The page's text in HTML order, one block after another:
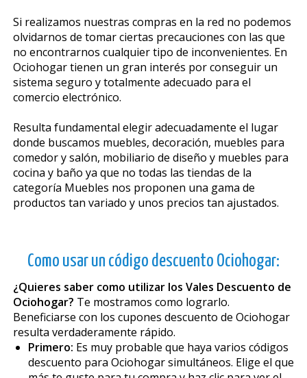
Si realizamos nuestras compras en la red no podemos
olvidarnos de tomar ciertas precauciones con las que
no encontrarnos cualquier tipo de inconvenientes. En
Ociohogar tienen un gran interés por conseguir un
sistema seguro y totalmente adecuado para el
comercio electrónico.
Resulta fundamental elegir adecuadamente el lugar
donde buscamos muebles, decoración, muebles para
comedor y salón, mobiliario de diseño y muebles para
cocina y baño ya que no todas las tiendas de la
categoría Muebles nos proponen una gama de
productos tan variado y unos precios tan ajustados.
Como usar un código descuento Ociohogar:
¿Quieres saber como utilizar los Vales Descuento de
Ociohogar? Te mostramos como lograrlo.
Beneficiarse con los cupones descuento de Ociohogar
resulta verdaderamente rápido.
Primero: Es muy probable que haya varios códigos
descuento para Ociohogar simultáneos. Elige el que